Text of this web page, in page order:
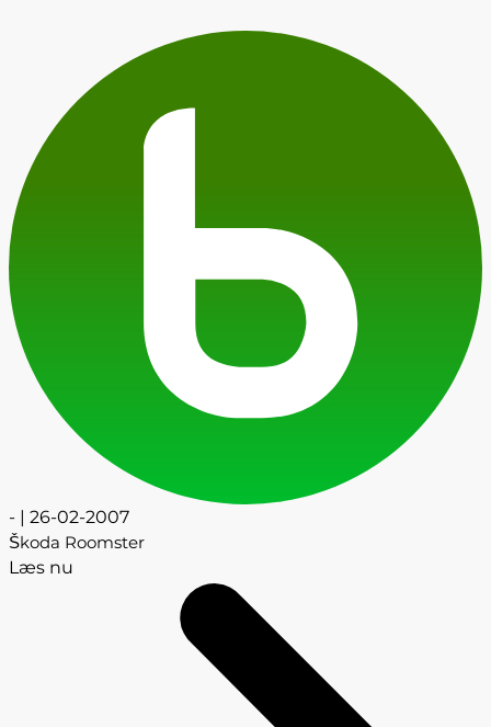
- | 26-02-2007
Škoda Roomster
Læs nu